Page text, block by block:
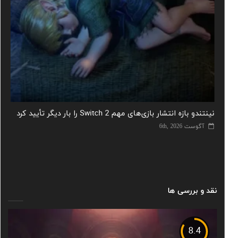
نینتندو بازه انتشار بازی‌های مهم Switch 2 را بار دیگر تأیید کرد
آگوست 6th, 2026
نقد و بررسی ها
8.4